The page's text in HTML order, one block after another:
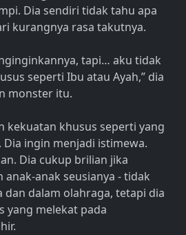
Dia sendiri tidak tahu apa
kurangnya rasa takutnya.
tapi… aku tidak
seperti Ibu atau Ayah,” dia
monster itu.
kekuatan khusus seperti yang
ingin menjadi istimewa.
Dia cukup brilian jika
anak seusianya - tidak
dan dalam olahraga, tetapi dia
yang melekat pada